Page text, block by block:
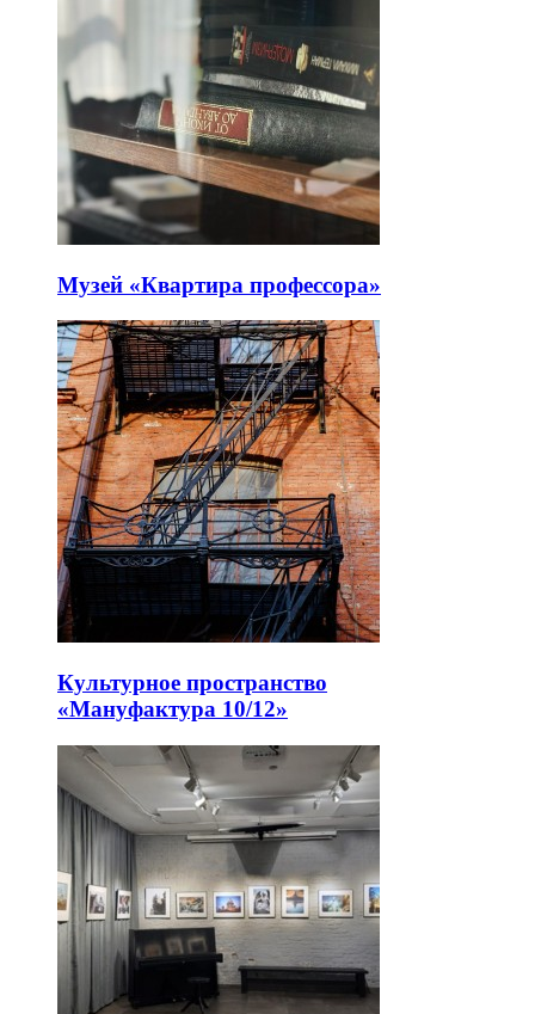
Музей «Квартира профессора»
Культурное пространство
«Мануфактура 10/12»